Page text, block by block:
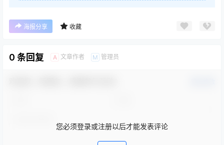
海报分享 收藏
0 条回复 A 文章作者 M 管理员
您必须登录或注册以后才能发表评论